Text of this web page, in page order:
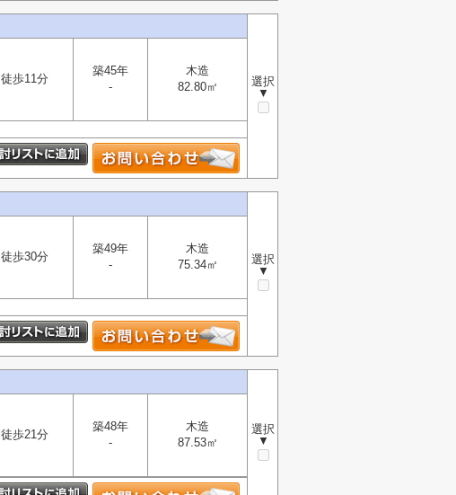
選択
▼
徒歩11分
築45年
-
木造
82.80㎡
選択
▼
徒歩30分
築49年
-
木造
75.34㎡
選択
▼
徒歩21分
築48年
-
木造
87.53㎡